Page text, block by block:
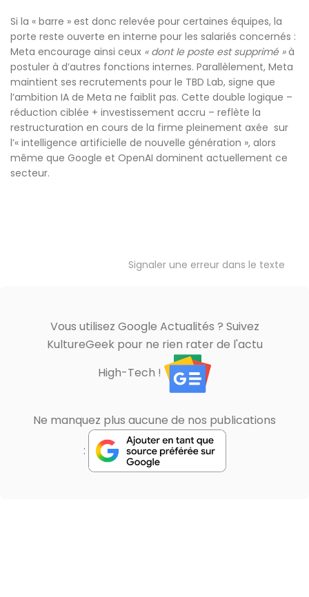
Si la « barre » est donc relevée pour certaines équipes, la
porte reste ouverte en interne pour les salariés concernés :
Meta encourage ainsi ceux « dont le poste est supprimé »à
postuler à d’autres fonctions internes. Parallèlement, Meta
maintient ses recrutements pour le TBD Lab, signe que
l’ambition IA de Meta ne faiblit pas. Cette double logique –
réduction ciblée + investissement accru – reflète la
restructuration en cours de la firme pleinement axée sur
l’« intelligence artificielle de nouvelle génération », alors
même que Google et OpenAI dominent actuellement ce
secteur.
Signaler une erreur dans le texte
Vous utilisez Google Actualités ? Suivez
KultureGeek pour ne rien rater de l'actu
High-Tech !
Ne manquez plus aucune de nos publications
: